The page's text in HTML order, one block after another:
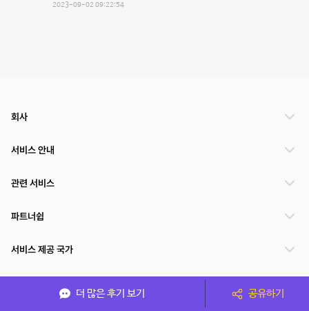
2023-09-02 09:22:54
더 많은 후기 보기 공유하기
회사
서비스 안내
관련 서비스
파트너쉽
서비스 제공 국가
(주)NSPACE 사업자정보